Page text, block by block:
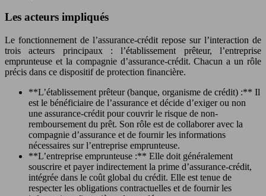
Les acteurs impliqués
Le fonctionnement de l’assurance-crédit repose sur l’interaction de
trois acteurs principaux : l’établissement prêteur, l’entreprise
emprunteuse et la compagnie d’assurance-crédit. Chacun a un rôle
précis dans ce dispositif de protection financière.
**L’établissement prêteur (banque, organisme de crédit) :** Il
est le bénéficiaire de l’assurance et décide d’exiger ou non
une assurance-crédit pour couvrir le risque de non-
remboursement du prêt. Son rôle est de collaborer avec la
compagnie d’assurance et de fournir les informations
nécessaires sur l’entreprise emprunteuse.
**L’entreprise emprunteuse :** Elle doit généralement
souscrire et payer indirectement la prime d’assurance-crédit,
intégrée dans le coût global du crédit. Elle est tenue de
respecter les obligations contractuelles et de fournir les